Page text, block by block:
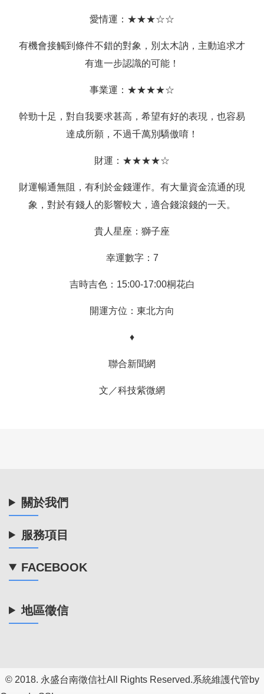
愛情運：★★★☆☆
有機會接觸到條件不錯的對象，別太木訥，主動追求才
有進一步認識的可能！
事業運：★★★★☆
幹勁十足，對自我要求甚高，希望有好的表現，也容易
達成所願，不過千萬別驕傲唷！
財運：★★★★☆
財運暢通無阻，有利於金錢運作。有大量資金流通的現
象，對於有錢人的影響較大，適合錢滾錢的一天。
貴人星座：獅子座
幸運數字：7
吉時吉色：15:00-17:00桐花白
開運方位：東北方向
♦
聯合新聞網
文／科技紫微網
關於我們
服務項目
FACEBOOK
地區徵信
© 2018. 永盛台南徵信社All Rights Reserved.系統維護代管by